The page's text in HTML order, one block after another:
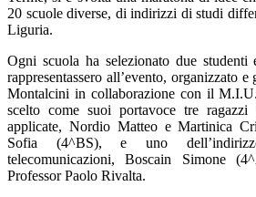
20 scuole diverse, di indirizzi di studi
Liguria.
Ogni scuola ha selezionato due studenti
rappresentassero all’evento, organizzato
Montalcini in collaborazione con il
scelto come suoi portavoce tre ragazzi
applicate, Nordio Matteo e Martinica
Sofia (4^BS), e uno
telecomunicazioni, Boscain Simone
Professor Paolo Rivalta.